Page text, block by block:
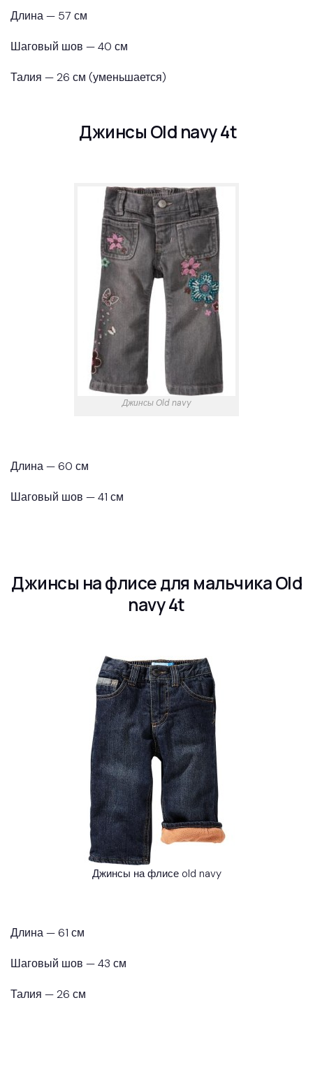
Длина — 57 см
Шаговый шов — 40 см
Талия — 26 см (уменьшается)
Джинсы Old navy 4t
Джинсы Old navy
Длина — 60 см
Шаговый шов — 41 см
Джинсы на флисе для мальчика Old
navy 4t
Джинсы на флисе old navy
Длина — 61 см
Шаговый шов — 43 см
Талия — 26 см